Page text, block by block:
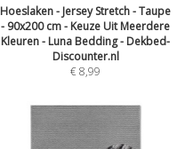
Hoeslaken - Jersey Stretch - Taupe
- 90x200 cm - Keuze Uit Meerdere
Kleuren - Luna Bedding - Dekbed-
Discounter.nl
€8,99